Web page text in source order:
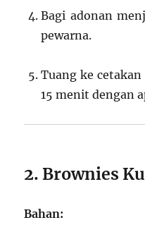
Bagi adonan
pewarna.
Tuang ke
15 menit dengan
2. Brownies
Bahan: